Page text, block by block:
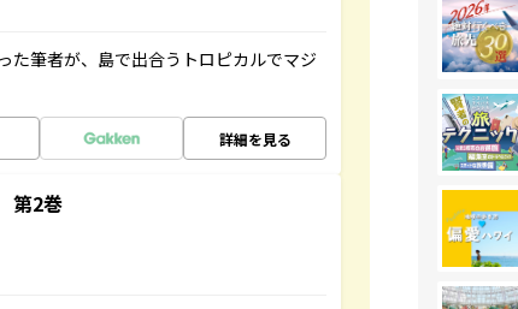
た筆者が、島で出合うトロピカルでマジ
詳細を見る
第2巻